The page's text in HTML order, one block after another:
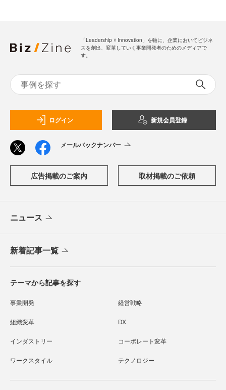
「Leadership ☓ Innovation」を軸に、企業においてビジネ
スを創出、変革していく事業開発者のためのメディアで
す。
ログイン 新規会員登録
メールバックナンバー
広告掲載のご案内 取材掲載のご依頼
ニュース
新着記事一覧
テーマから記事を探す
事業開発 経営戦略
組織変革 DX
インダストリー コーポレート変革
ワークスタイル テクノロジー